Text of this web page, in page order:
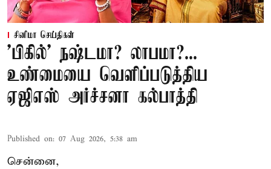
சினிமா செய்திகள்
'பிகில்' நஷ்டமா? லாபமா?...
உண்மையை வெளிப்படுத்திய
ஏஜிஎஸ் அர்ச்சனா கல்பாத்தி
Published on: 07 Aug 2026, 5:38 am
சென்னை,